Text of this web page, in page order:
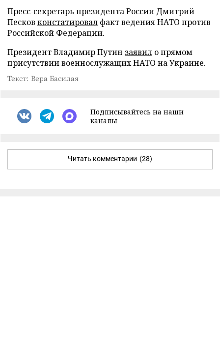
Пресс-секретарь президента России Дмитрий
Песков констатировал факт ведения НАТО против
Российской Федерации.
Президент Владимир Путин заявил о прямом
присутствии военнослужащих НАТО на Украине.
Текст: Вера Басилая
Подписывайтесь на наши
каналы
Читать комментарии (28)